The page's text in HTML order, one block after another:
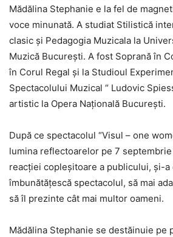
Mădălina Stephanie e la fel de
voce minunată. A studiat Stilistică
clasic și Pedagogia Muzicala la
Muzică București. A fost Soprană în
în Corul Regal și la Studioul
Spectacolului Muzical “ Ludovic
artistic la Opera Națională București.
După ce spectacolul “Visul – one
lumina reflectoarelor pe 7
reacției copleșitoare a publicului, și-a
îmbunătățescă spectacolul, să mai
să îl prezinte cât mai multor oameni.
Mădălina Stephanie se destăinuie pe